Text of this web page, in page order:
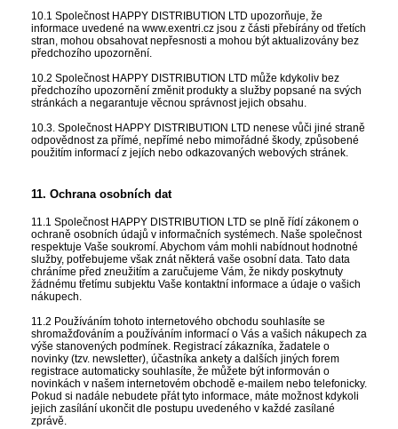
10.1 Společnost HAPPY DISTRIBUTION LTD upozorňuje, že
informace uvedené na www.exentri.cz jsou z části přebírány od třetích
stran, mohou obsahovat nepřesnosti a mohou být aktualizovány bez
předchozího upozornění.
10.2 Společnost HAPPY DISTRIBUTION LTD může kdykoliv bez
předchozího upozornění změnit produkty a služby popsané na svých
stránkách a negarantuje věcnou správnost jejich obsahu.
10.3. Společnost HAPPY DISTRIBUTION LTD nenese vůči jiné straně
odpovědnost za přímé, nepřímé nebo mimořádné škody, způsobené
použitím informací z jejích nebo odkazovaných webových stránek.
11. Ochrana osobních dat
11.1 Společnost HAPPY DISTRIBUTION LTD se plně řídí zákonem o
ochraně osobních údajů v informačních systémech. Naše společnost
respektuje Vaše soukromí. Abychom vám mohli nabídnout hodnotné
služby, potřebujeme však znát některá vaše osobní data. Tato data
chráníme před zneužitím a zaručujeme Vám, že nikdy poskytnuty
žádnému třetímu subjektu Vaše kontaktní informace a údaje o vašich
nákupech.
11.2 Používáním tohoto internetového obchodu souhlasíte se
shromažďováním a používáním informací o Vás a vašich nákupech za
výše stanovených podmínek. Registrací zákazníka, žadatele o
novinky (tzv. newsletter), účastníka ankety a dalších jiných forem
registrace automaticky souhlasíte, že můžete být informován o
novinkách v našem internetovém obchodě e-mailem nebo telefonicky.
Pokud si nadále nebudete přát tyto informace, máte možnost kdykoli
jejich zasílání ukončit dle postupu uvedeného v každé zasílané
zprávě.